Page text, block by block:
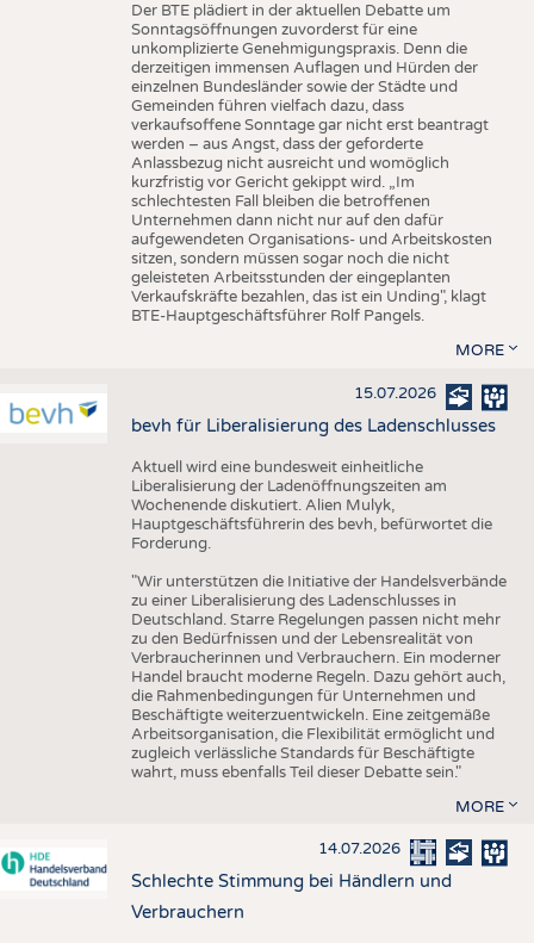
Der BTE plädiert in der aktuellen Debatte um
Sonntagsöffnungen zuvorderst für eine
unkomplizierte Genehmigungspraxis. Denn die
derzeitigen immensen Auflagen und Hürden der
einzelnen Bundesländer sowie der Städte und
Gemeinden führen vielfach dazu, dass
verkaufsoffene Sonntage gar nicht erst beantragt
werden – aus Angst, dass der geforderte
Anlassbezug nicht ausreicht und womöglich
kurzfristig vor Gericht gekippt wird. „Im
schlechtesten Fall bleiben die betroffenen
Unternehmen dann nicht nur auf den dafür
aufgewendeten Organisations- und Arbeitskosten
sitzen, sondern müssen sogar noch die nicht
geleisteten Arbeitsstunden der eingeplanten
Verkaufskräfte bezahlen, das ist ein Unding", klagt
BTE-Hauptgeschäftsführer Rolf Pangels.
MORE
15.07.2026
bevh für Liberalisierung des Ladenschlusses
Aktuell wird eine bundesweit einheitliche
Liberalisierung der Ladenöffnungszeiten am
Wochenende diskutiert. Alien Mulyk,
Hauptgeschäftsführerin des bevh, befürwortet die
Forderung.
"Wir unterstützen die Initiative der Handelsverbände
zu einer Liberalisierung des Ladenschlusses in
Deutschland. Starre Regelungen passen nicht mehr
zu den Bedürfnissen und der Lebensrealität von
Verbraucherinnen und Verbrauchern. Ein moderner
Handel braucht moderne Regeln. Dazu gehört auch,
die Rahmenbedingungen für Unternehmen und
Beschäftigte weiterzuentwickeln. Eine zeitgemäße
Arbeitsorganisation, die Flexibilität ermöglicht und
zugleich verlässliche Standards für Beschäftigte
wahrt, muss ebenfalls Teil dieser Debatte sein."
MORE
14.07.2026
Schlechte Stimmung bei Händlern und
Verbrauchern